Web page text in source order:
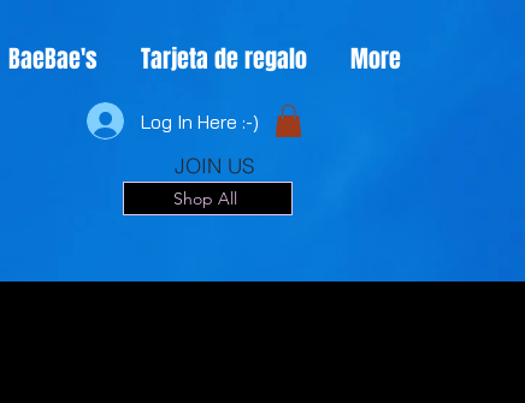
BaeBae's Tarjeta de regalo More
Log In Here :-)
JOIN US
Shop All